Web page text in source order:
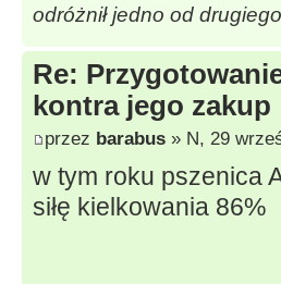
odróżnił jedno od
Re:
kontra jego zakup
przez barabus » N, 29
w tym roku pszenica
siłę kielkowania 86%